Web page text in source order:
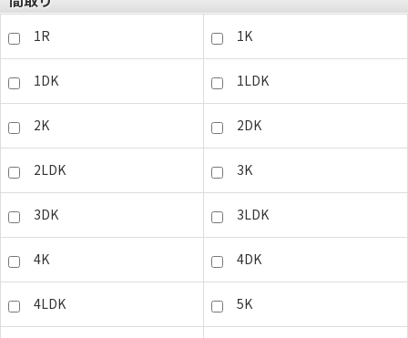
1R 1K
1DK 1LDK
2K 2DK
2LDK 3K
3DK 3LDK
4K 4DK
4LDK 5K